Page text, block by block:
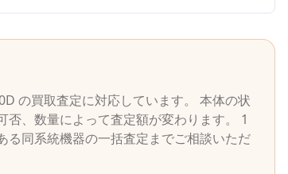
の買取査定に対応しています。 本体の状
、数量によって査定額が変わります。 1
る同系統機器の一括査定までご相談いただ